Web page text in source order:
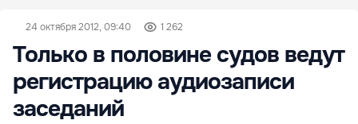
24 октября 2012, 09:40 1 262
Только в половине судов ведут
регистрацию аудиозаписи
заседаний